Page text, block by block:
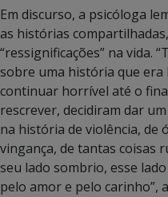
Em discurso, a psicóloga
as histórias
“ressignificações” na vida.
sobre uma história que
continuar horrível até o
rescrever, decidiram dar
na história de violência, de
vingança, de tantas coisas
seu lado sombrio, esse
pelo amor e pelo carinho”,